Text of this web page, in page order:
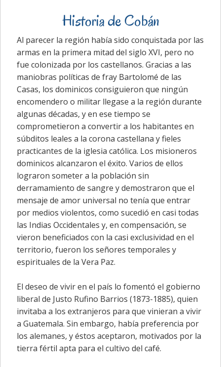
Historia de Cobán
Al parecer la región había sido conquistada por las
armas en la primera mitad del siglo XVI, pero no
fue colonizada por los castellanos. Gracias a las
maniobras políticas de fray Bartolomé de las
Casas, los dominicos consiguieron que ningún
encomendero o militar llegase a la región durante
algunas décadas, y en ese tiempo se
comprometieron a convertir a los habitantes en
súbditos leales a la corona castellana y fieles
practicantes de la iglesia católica. Los misioneros
dominicos alcanzaron el éxito. Varios de ellos
lograron someter a la población sin
derramamiento de sangre y demostraron que el
mensaje de amor universal no tenía que entrar
por medios violentos, como sucedió en casi todas
las Indias Occidentales y, en compensación, se
vieron beneficiados con la casi exclusividad en el
territorio, fueron los señores temporales y
espirituales de la Vera Paz.
El deseo de vivir en el país lo fomentó el gobierno
liberal de Justo Rufino Barrios (1873-1885), quien
invitaba a los extranjeros para que vinieran a vivir
a Guatemala. Sin embargo, había preferencia por
los alemanes, y éstos aceptaron, motivados por la
tierra fértil apta para el cultivo del café.